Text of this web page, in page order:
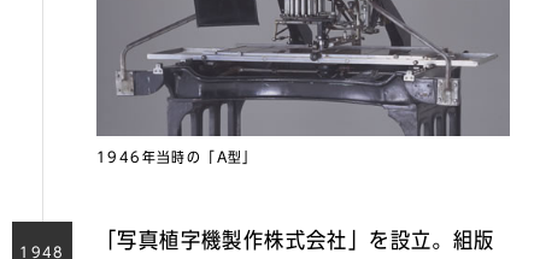
1946年当時の「A型」
1948
「写真植字機製作株式会社」を設立。組版